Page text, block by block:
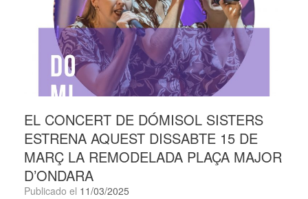
EL CONCERT DE DÓMISOL SISTERS
ESTRENA AQUEST DISSABTE 15 DE
MARÇ LA REMODELADA PLAÇA MAJOR
D’ONDARA
Publicado el 11/03/2025